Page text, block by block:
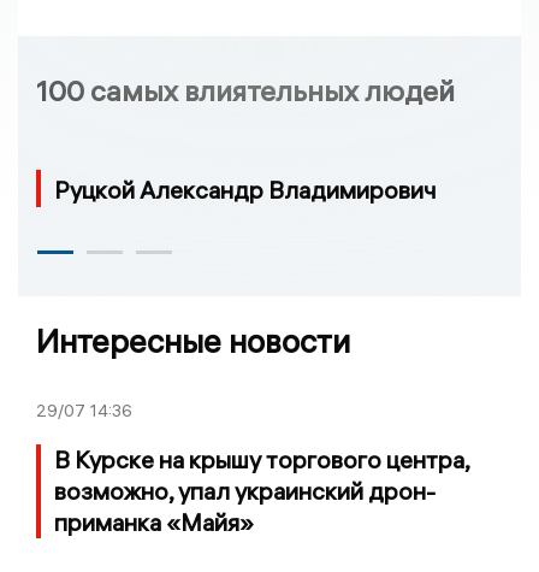
100 самых влиятельных людей
Руцкой Александр Владимирович
Интересные новости
29/07 14:36
В Курске на крышу торгового центра,
возможно, упал украинский дрон-
приманка «Майя»